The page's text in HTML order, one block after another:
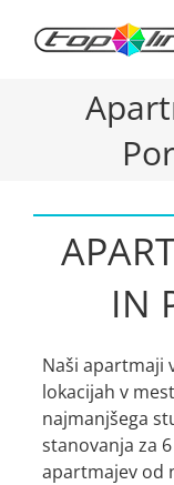
content
IN
Naši apartmaji
lokacijah v
najmanjšega
stanovanja za
apartmajev od